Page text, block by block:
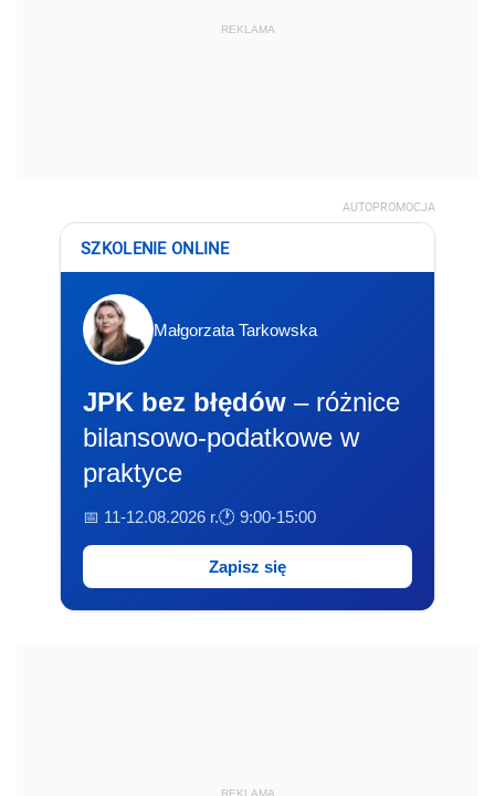
REKLAMA
AUTOPROMOCJA
SZKOLENIE ONLINE
Małgorzata Tarkowska
JPK bez błędów – różnice
bilansowo-podatkowe w
praktyce
📅 11-12.08.2026 r.🕐 9:00-15:00
Zapisz się